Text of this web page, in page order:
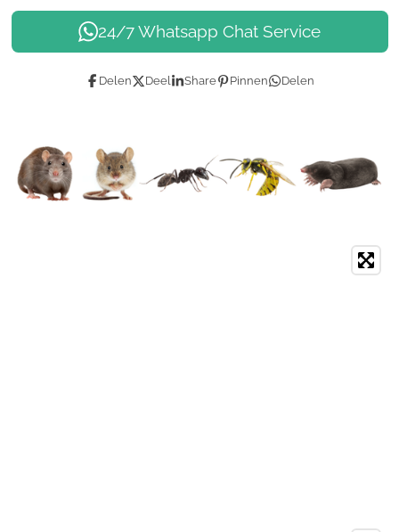
24/7 Whatsapp Chat Service
Delen Deel Share Pinnen Delen